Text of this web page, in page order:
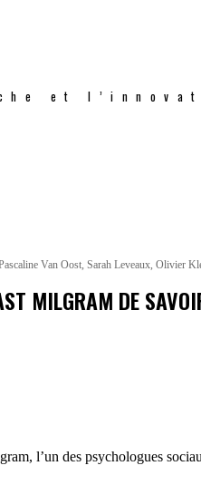
et
Van Oost, Sarah Leveaux, Olivier
MILGRAM DE
l’un des psychologues